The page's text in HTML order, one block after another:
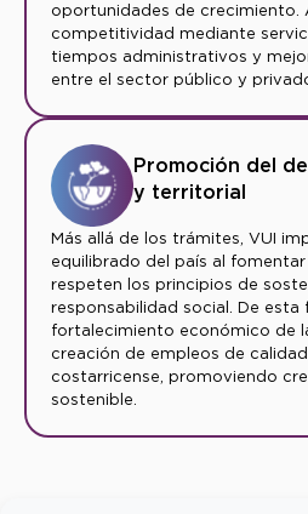
oportunidades de crecimiento.
competitividad mediante
tiempos administrativos y
entre el sector público y
Promoción del
y territorial
Más allá de los trámites, VUI
equilibrado del país al
respeten los principios de
responsabilidad social. De esta
fortalecimiento económico de
creación de empleos de
costarricense, promoviendo
sostenible.